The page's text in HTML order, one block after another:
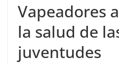
Vapeadores
la salud de
juventudes